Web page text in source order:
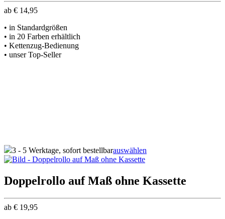
ab € 14,95
• in Standardgrößen
• in 20 Farben erhältlich
• Kettenzug-Bedienung
• unser Top-Seller
3 - 5 Werktage, sofort bestellbarauswählen
Doppelrollo auf Maß ohne Kassette
ab € 19,95